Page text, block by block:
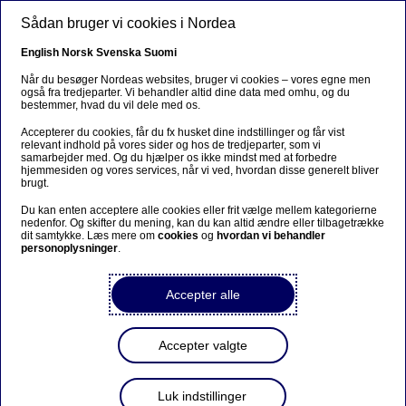
Gå til hovedindhold
Ursäkta...
Den här sidan finns tyvärr inte på svenska.
Stanna kvar på sidan
svenska
Podcast
ECB leverer historisk
renteforhøjelse
Sådan bruger vi cookies i Nordea
English Norsk Svenska Suomi
Når du besøger Nordeas websites, bruger vi cookies – vores egne men
også fra tredjeparter. Vi behandler altid dine data med omhu, og du
bestemmer, hvad du vil dele med os.
Accepterer du cookies, får du fx husket dine indstillinger og får vist
relevant indhold på vores sider og hos de tredjeparter, som vi
samarbejder med. Og du hjælper os ikke mindst med at forbedre
hjemmesiden og vores services, når vi ved, hvordan disse generelt bliver
brugt.
Du kan enten acceptere alle cookies eller frit vælge mellem kategorierne
nedenfor. Og skifter du mening, kan du kan altid ændre eller tilbagetrække
dit samtykke. Læs mere omcookies og hvordan vi behandler
personoplysninger.
Accepter alle
Accepter valgte
Luk indstillinger